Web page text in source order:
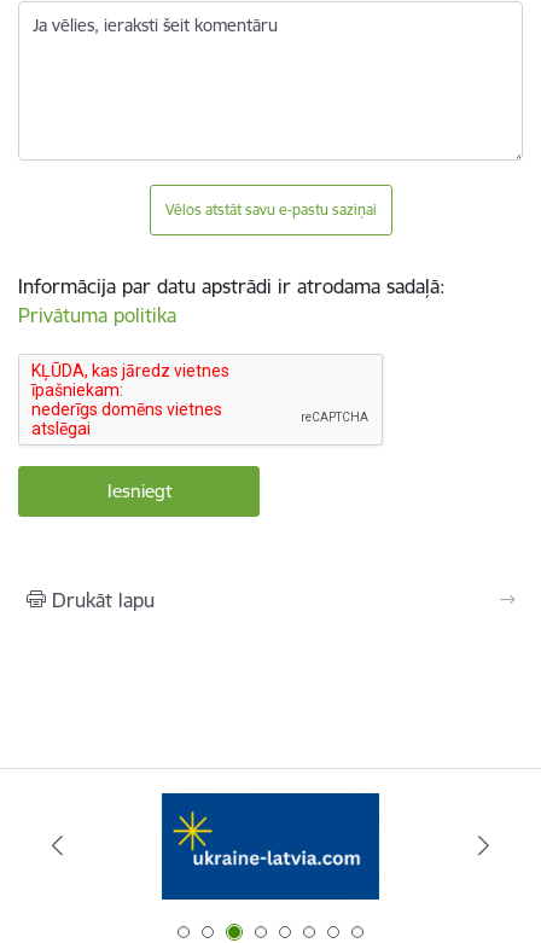
Ja vēlies, ieraksti šeit komentāru
Vēlos atstāt savu e-pastu saziņai
Informācija par datu apstrādi ir atrodama sadaļā:
Privātuma politika
Drukāt lapu